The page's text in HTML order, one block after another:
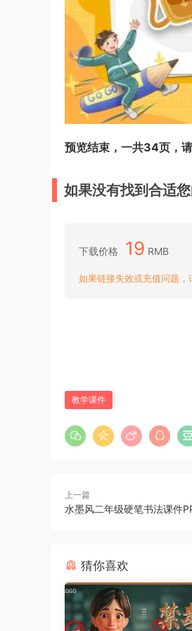
预览结束，一共34页，
如果没有找到合适
下载价格 19 RMB
如果链接失效或充值问题
教学课件
上一篇
水墨风二年级硬笔书法课件
猜你喜欢